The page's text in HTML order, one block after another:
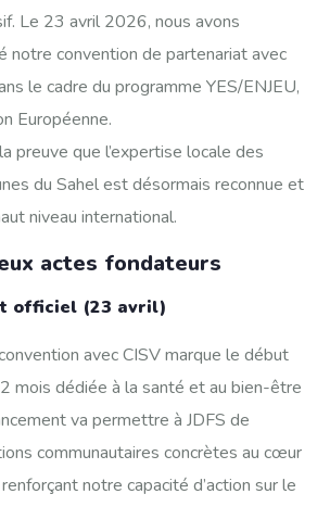
Le 23 avril 2026, nous avons
notre convention de partenariat avec
le cadre du programme YES/ENJEU,
Européenne.
preuve que l’expertise locale des
du Sahel est désormais reconnue et
niveau international.
actes fondateurs
officiel (23 avril)
avec CISV marque le début
mois dédiée à la santé et au bien-être
va permettre à JDFS de
communautaires concrètes au cœur
notre capacité d’action sur le